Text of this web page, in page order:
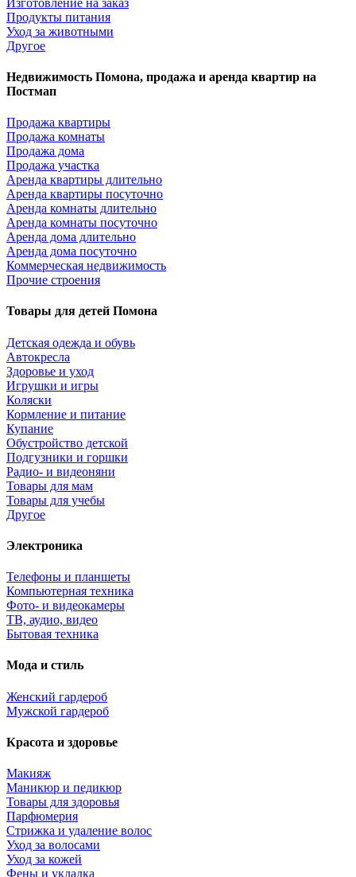
Продукты питания
Уход за животными
Другое
Недвижимость Помона, продажа и аренда квартир на
Постмап
Продажа квартиры
Продажа комнаты
Продажа дома
Продажа участка
Аренда квартиры длительно
Аренда квартиры посуточно
Аренда комнаты длительно
Аренда комнаты посуточно
Аренда дома длительно
Аренда дома посуточно
Коммерческая недвижимость
Прочие строения
Товары для детей Помона
Детская одежда и обувь
Автокресла
Здоровье и уход
Игрушки и игры
Коляски
Кормление и питание
Купание
Обустройство детской
Подгузники и горшки
Радио- и видеоняни
Товары для мам
Товары для учебы
Другое
Электроника
Телефоны и планшеты
Компьютерная техника
Фото- и видеокамеры
ТВ, аудио, видео
Бытовая техника
Мода и стиль
Женский гардероб
Мужской гардероб
Красота и здоровье
Макияж
Маникюр и педикюр
Товары для здоровья
Парфюмерия
Стрижка и удаление волос
Уход за волосами
Уход за кожей
Фены и укладка